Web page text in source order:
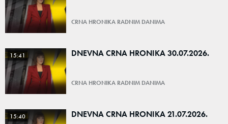
CRNA HRONIKA RADNIM DANIMA
15:41 DNEVNA CRNA HRONIKA 30.07.2026.
CRNA HRONIKA RADNIM DANIMA
15:40 DNEVNA CRNA HRONIKA 21.07.2026.